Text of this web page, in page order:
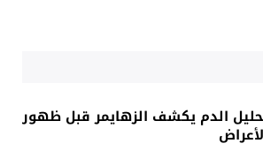
الدم يكشف الزهايمر قبل ظهور